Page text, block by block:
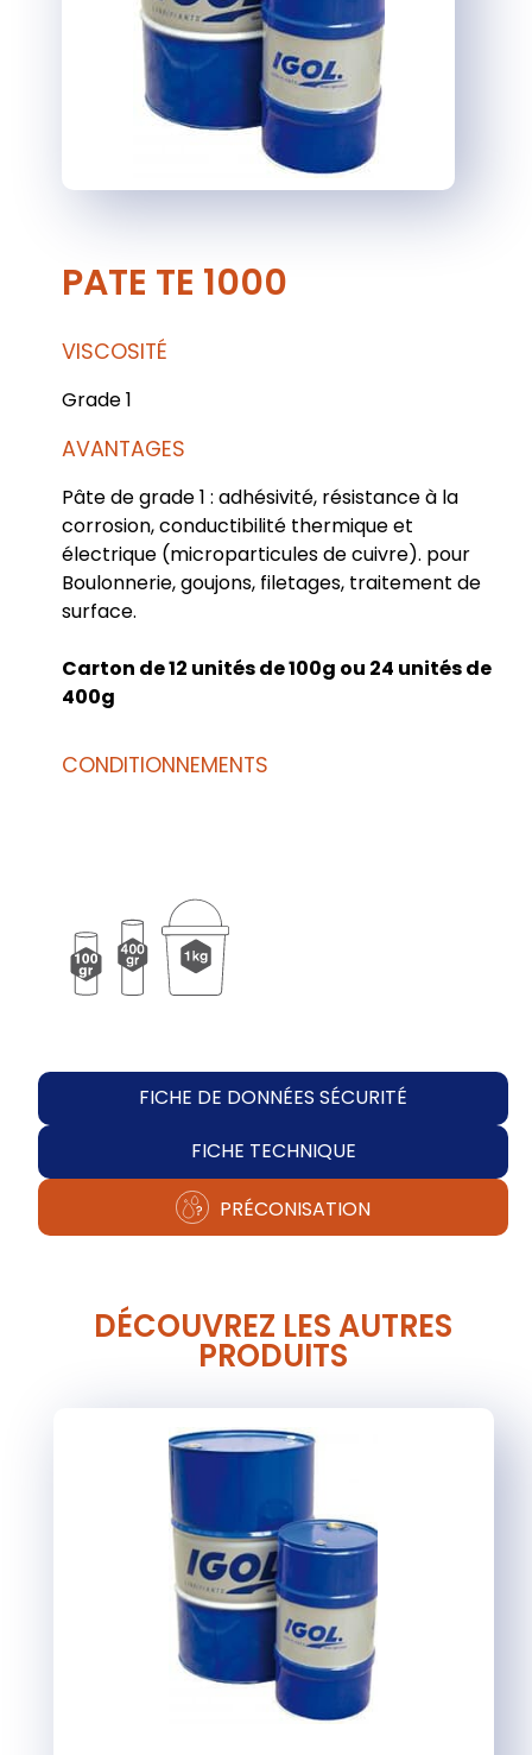
PATE TE 1000
VISCOSITÉ
Grade 1
AVANTAGES
Pâte de grade 1 : adhésivité, résistance à la
corrosion, conductibilité thermique et
électrique (microparticules de cuivre). pour
Boulonnerie, goujons, filetages, traitement de
surface.
Carton de 12 unités de 100g ou 24 unités de
400g
CONDITIONNEMENTS
FICHE DE DONNÉES SÉCURITÉ
FICHE TECHNIQUE
PRÉCONISATION
DÉCOUVREZ LES AUTRES
PRODUITS